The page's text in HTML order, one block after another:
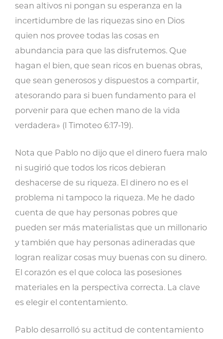
sean altivos ni pongan su esperanza en la
incertidumbre de las riquezas sino en Dios
quien nos provee todas las cosas en
abundancia para que las disfrutemos. Que
hagan el bien, que sean ricos en buenas obras,
que sean generosos y dispuestos a compartir,
atesorando para si buen fundamento para el
porvenir para que echen mano de la vida
verdadera» (l Timoteo 6:17-19).
Nota que Pablo no dijo que el dinero fuera malo
ni sugirió que todos los ricos debieran
deshacerse de su riqueza. El dinero no es el
problema ni tampoco la riqueza. Me he dado
cuenta de que hay personas pobres que
pueden ser más materialistas que un millonario
y también que hay personas adineradas que
logran realizar cosas muy buenas con su dinero.
El corazón es el que coloca las posesiones
materiales en la perspectiva correcta. La clave
es elegir el contentamiento.
Pablo desarrolló su actitud de contentamiento